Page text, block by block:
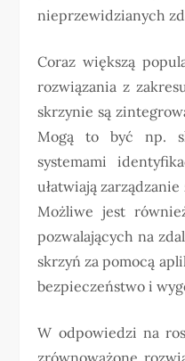
nieprzewidzianych
Coraz większą
rozwiązania z
skrzynie są
Mogą to być np.
systemami
ułatwiają
Możliwe jest
pozwalających na
skrzyń za pomocą
bezpieczeństwo i
W odpowiedzi na
zrównoważone